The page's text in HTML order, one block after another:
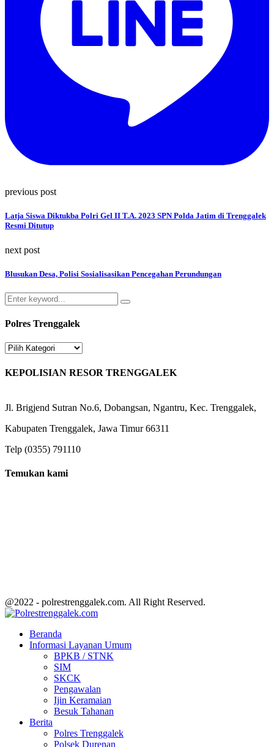
previous post
Latja Siswa Diktukba Polri Gel II T.A. 2023 SPN Polda Jatim di Trenggalek
Resmi Ditutup
next post
Blusukan Desa, Polisi Sosialisasikan Pencegahan Perundungan
Search
for:
Search
Polres Trenggalek
Polres
KEPOLISIAN RESOR TRENGGALEK
Jl. Brigjend Sutran No.6, Dobangsan, Ngantru, Kec. Trenggalek,
Kabupaten Trenggalek, Jawa Timur 66311
Telp (0355) 791110
Temukan kami
@2022 - polrestrenggalek.com. All Right Reserved.
Beranda
Informasi Layanan Umum
BPKB / STNK
SIM
SKCK
Pengawalan
Ijin Keramaian
Besuk Tahanan
Berita
Polres Trenggalek
Polsek Durenan